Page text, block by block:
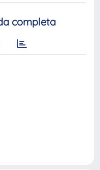
completa